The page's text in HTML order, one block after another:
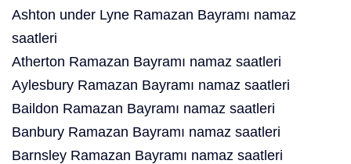
Ashton under Lyne Ramazan Bayramı namaz
saatleri
Atherton Ramazan Bayramı namaz saatleri
Aylesbury Ramazan Bayramı namaz saatleri
Baildon Ramazan Bayramı namaz saatleri
Banbury Ramazan Bayramı namaz saatleri
Barnsley Ramazan Bayramı namaz saatleri